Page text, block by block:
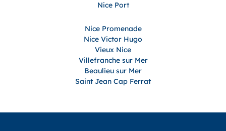
Nice Port
Nice Promenade
Nice Victor Hugo
Vieux Nice
Villefranche sur Mer
Beaulieu sur Mer
Saint Jean Cap Ferrat